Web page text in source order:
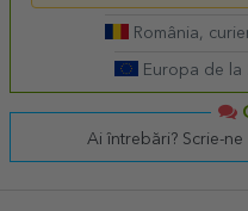
România,
Europa de la
Ai întrebări? Scrie-